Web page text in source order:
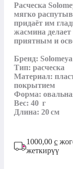
Расческа
мягко
придаёт им
жасмина делает
приятным и
Бренд: Solomeya
Тип: расческа
Материал:
покрытием
Форма:
Вес: 40  г
Длина: 20 см
1000,00 с
жеткирүү